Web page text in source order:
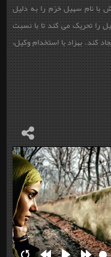
با نام سهیل خرّم را به دلیل
را تحریک می کند تا با نسبت
کند. بهزاد با استخدام وکیل،